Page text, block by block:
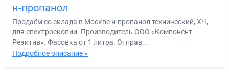
н-пропанол
Продаём со склада в Москве н-пропанол технический, ХЧ,
для спектроскопии. Производитель ООО «Компонент-
Реактив». Фасовка от 1 литра. Отправ...
Подробное описание »